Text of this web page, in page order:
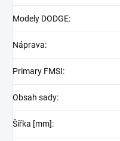
Modely DODGE:
Náprava:
Primary FMSI:
Obsah sady:
Šířka [mm]: